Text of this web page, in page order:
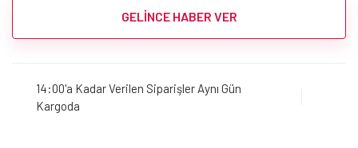
GELİNCE HABER VER
14:00'a Kadar Verilen Siparişler Aynı Gün
Kargoda